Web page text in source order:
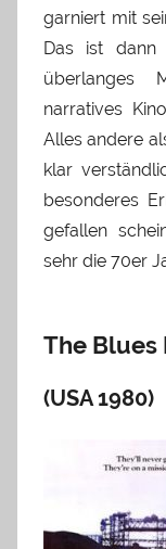
garniert mit
Das ist dann
überlanges
narratives
Alles andere
klar
besonderes
gefallen
sehr die 70er
The Blues
(USA 1980)